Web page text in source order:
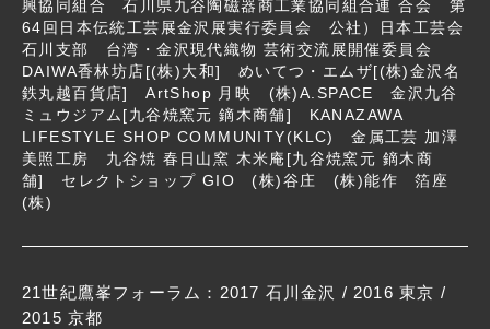
興協同組合 石川県九谷陶磁器商工業協同組合連 合会 第
64回日本伝統工芸展金沢展実行委員会 公社）日本工芸会
石川支部 台湾・金沢現代織物 芸術交流展開催委員会
DAIWA香林坊店[(株)大和] めいてつ・エムザ[(株)金沢名
鉄丸越百貨店] ArtShop 月映 (株)A.SPACE 金沢九谷
ミュウジアム[九谷焼窯元 鏑木商舗] KANAZAWA
LIFESTYLE SHOP COMMUNITY(KLC) 金属工芸 加澤
美照工房 九谷焼 春日山窯 木米庵[九谷焼窯元 鏑木商
舗] セレクトショップ GIO (株)谷庄 (株)能作 箔座
(株)
21世紀鷹峯フォーラム： 2017 石川金沢 /2016 東京 /
2015 京都